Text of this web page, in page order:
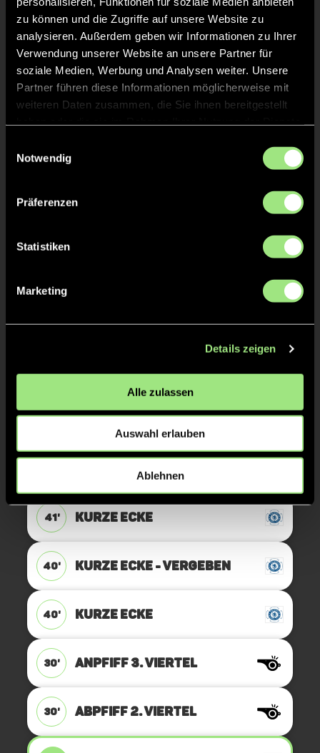
zu können und die Zugriffe auf unsere Website zu
analysieren. Außerdem geben wir Informationen zu Ihrer
Verwendung unserer Website an unsere Partner für
soziale Medien, Werbung und Analysen weiter. Unsere
Partner führen diese Informationen möglicherweise mit
weiteren Daten zusammen, die Sie ihnen bereitgestellt
Notwendig
Präferenzen
Statistiken
Marketing
Details zeigen
Alle zulassen
Auswahl erlauben
Ablehnen
Michael Newland-
Nell
25
45' ANPFIFF 4. Viertel
45' KURZE ECKE - VERGEBEN
45'
45'
TOR 3:4, KURZE ECKE - TOR
PatrickJeromin 5
41' KURZE ECKE
40' KURZE ECKE - VERGEBEN
40' KURZE ECKE
30' ANPFIFF 3. Viertel
30' ABPFIFF 2. Viertel